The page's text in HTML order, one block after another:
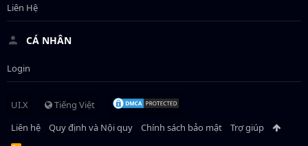
Liên Hệ
CÁ NHÂN
Login
UI.X
Tiếng Việt
Liên hệ
Quy định và Nội quy Chính sách bảo mật Trợ giúp